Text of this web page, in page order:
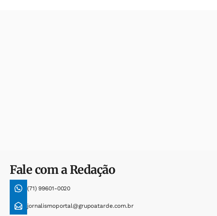
Fale com a Redação
(71) 99601-0020
jornalismoportal@grupoatarde.com.br